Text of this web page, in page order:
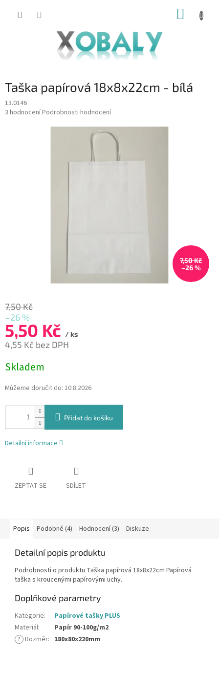
KOŠÍK
Taška papírová 18x8x22cm - bílá
13.0146
Průměrné
3 hodnoceníPodrobnosti hodnocení
7,50 Kč
–26 %
7,50 Kč
–26 %
5,50 Kč / ks
4,55 Kč bez DPH
cena:
Skladem
Můžeme doručit do: 10.8.2026
Přidat do košíku
Detailní informace
ZEPTAT SE SDÍLET
Popis Podobné (4) Hodnocení (3) Diskuze
Detailní popis produktu
Podrobnosti o produktu Taška papírová 18x8x22cm Papírová
taška s kroucenými papírovými uchy.
Doplňkové parametry
Kategorie:
Papírové tašky PLUS
Materiál:
Papír 90-100g/m2
? Rozměr: 180x80x220mm